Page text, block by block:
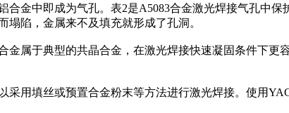
合金中即成为气孔。表2是A5083合金激光焊接气孔中
塌陷，金属来不及填充就形成了孔洞。
属于典型的共晶合金，在激光焊接快速凝固条件下更
采用填丝或预置合金粉末等方法进行激光焊接。使用